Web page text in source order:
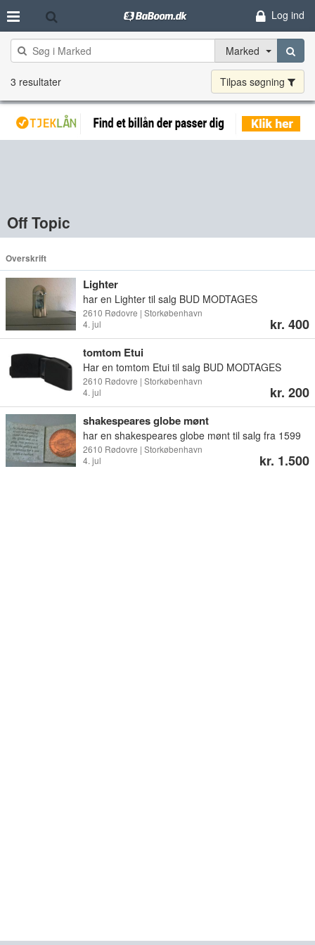
Log ind
Marked
3 resultater Tilpas søgning
Off Topic
Overskrift
Lighter
har en Lighter til salg BUD MODTAGES
2610 Rødovre | Storkøbenhavn
4. jul
kr. 400
tomtom Etui
Har en tomtom Etui til salg BUD MODTAGES
2610 Rødovre | Storkøbenhavn
4. jul
kr. 200
shakespeares globe mønt
har en shakespeares globe mønt til salg fra 1599
til 1642 BUD MODTAGES
2610 Rødovre | Storkøbenhavn
4. jul
kr. 1.500